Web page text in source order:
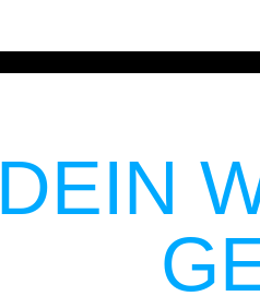
DEIN